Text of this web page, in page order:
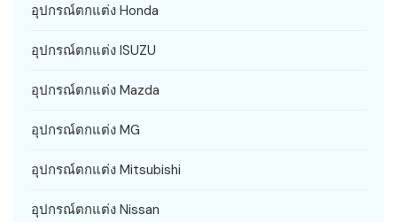
อุปกรณ์ตกแต่ง Honda
อุปกรณ์ตกแต่ง ISUZU
อุปกรณ์ตกแต่ง Mazda
อุปกรณ์ตกแต่ง MG
อุปกรณ์ตกแต่ง Mitsubishi
อุปกรณ์ตกแต่ง Nissan